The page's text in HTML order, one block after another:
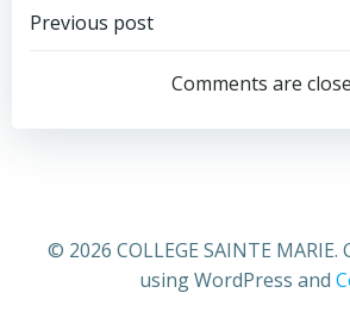
Post
navigation
Previous post
Comments are
© 2026 COLLEGE SAINTE
using WordPress and